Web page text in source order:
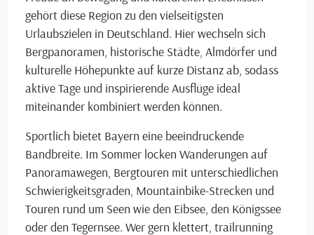
gehört diese Region zu den vielseitigsten
Urlaubszielen in Deutschland. Hier wechseln sich
Bergpanoramen, historische Städte, Almdörfer und
kulturelle Höhepunkte auf kurze Distanz ab, sodass
aktive Tage und inspirierende Ausflüge ideal
miteinander kombiniert werden können.
Sportlich bietet Bayern eine beeindruckende
Bandbreite. Im Sommer locken Wanderungen auf
Panoramawegen, Bergtouren mit unterschiedlichen
Schwierigkeitsgraden, Mountainbike-Strecken und
Touren rund um Seen wie den Eibsee, den Königssee
oder den Tegernsee. Wer gern klettert, trailrunning